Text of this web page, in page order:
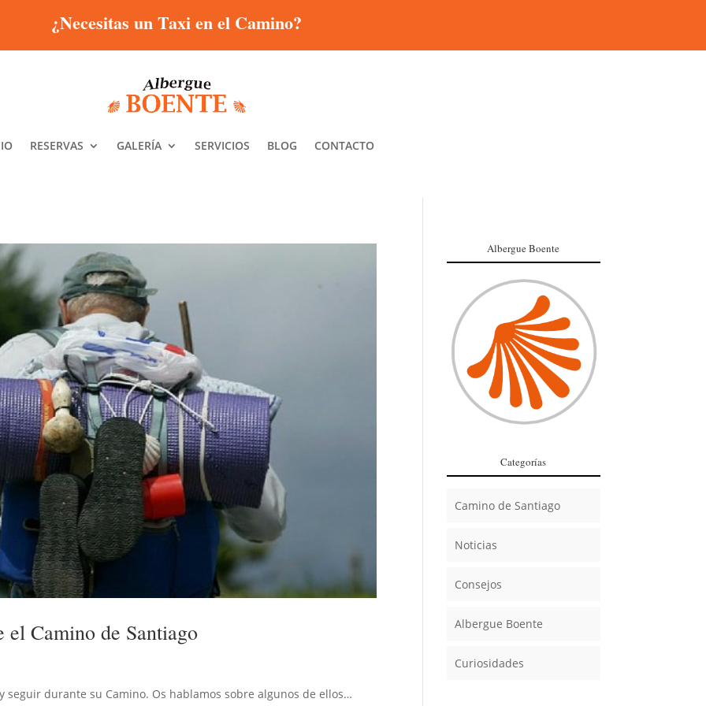
¿Necesitas un Taxi en el Camino?
RESERVAS GALERÍA SERVICIOS BLOG CONTACTO
Camino de Santiago
durante su Camino. Os hablamos sobre algunos de ellos…
Albergue Boente
Categorías
Camino de Santiago
Noticias
Consejos
Albergue Boente
Curiosidades